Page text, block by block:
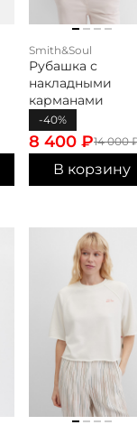
Smith&Soul
Рубашка с
накладными
карманами
-40%
14 000
8 400 ₽
В корзину